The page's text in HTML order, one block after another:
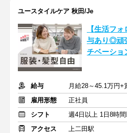
ユースタイルケア 秋田/Je
【生活フ
与あり◎頑
チベーシ
給与
雇用形態
正社員
シフト
週4日以上 1日8時
アクセス
上二田駅